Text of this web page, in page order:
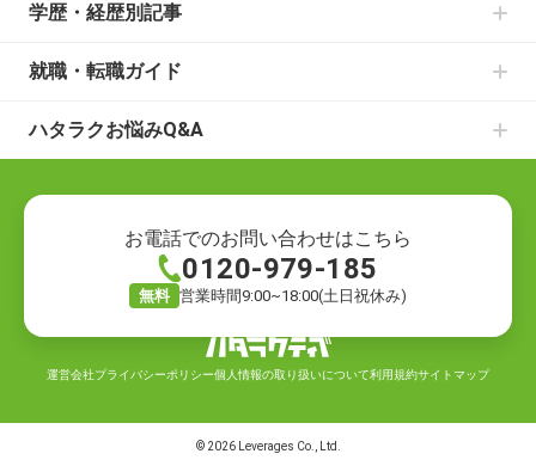
学歴・経歴別記事
中卒からの就職の記事一覧
高卒からの就職の記事一覧
大学中退からの就職の記事一覧
フリーターからの就職の記事一覧
就職・転職ガイド
書類選考のお悩みの記事一覧
面接のお悩みの記事一覧
退職についての記事一覧
ハローワークでの仕事探しの記事一覧
転職活動の記事一覧
就職の方法の記事一覧
仕事のお悩みの記事一覧
その他お役立ち情報の記事一覧​
ハタラクお悩みQ&A
就職の悩み
お金の悩み
お電話でのお問い合わせはこちら
0120-979-185
無料 営業時間9:00~18:00(土日祝休み)
運営会社プライバシーポリシー個人情報の取り扱いについて利用規約サイトマップ
© 2026Leverages Co., Ltd.